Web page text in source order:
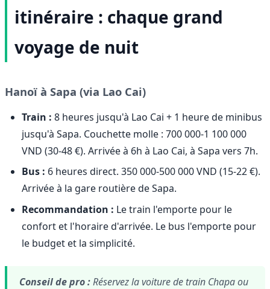
itinéraire : chaque grand
voyage de nuit
Hanoï à Sapa (via Lao Cai)
Train : 8 heures jusqu'à Lao Cai + 1 heure de minibus
jusqu'à Sapa. Couchette molle : 700 000-1 100 000
VND (30-48 €). Arrivée à 6h à Lao Cai, à Sapa vers 7h.
Bus : 6 heures direct. 350 000-500 000 VND (15-22 €).
Arrivée à la gare routière de Sapa.
Recommandation : Le train l'emporte pour le
confort et l'horaire d'arrivée. Le bus l'emporte pour
le budget et la simplicité.
Conseil de pro :Réservez la voiture de train Chapa ou